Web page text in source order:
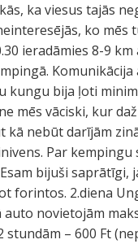
ka viesus tajās
ko mēs
ieradāmies 8-9
Komunikācija
kungu bija ļoti
mēs vāciski, kur
kā nebūt darījām
Par kempingu
bijuši saprātīgi,
forintos. 2.diena
auto novietojām
stundām – 600 Ft